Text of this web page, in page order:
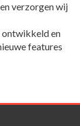
verzorgen wij
ontwikkeld en
features